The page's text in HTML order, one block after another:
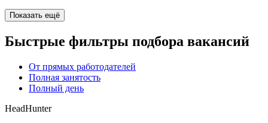
Показать ещё
Быстрые фильтры подбора вакансий
От прямых работодателей
Полная занятость
Полный день
HeadHunter